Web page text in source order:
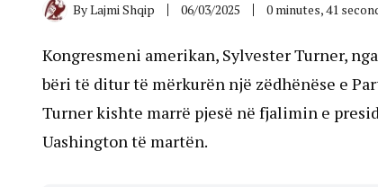
ByLajmi Shqip 06/03/2025 0 minutes, 41
Kongresmeni amerikan, Sylvester Turner,
bëri të ditur të mërkurën një zëdhënëse e
Turner kishte marrë pjesë në fjalimin e
Uashington të martën.